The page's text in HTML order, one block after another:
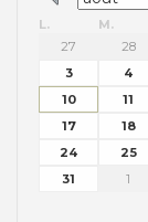
L. M.
27
28
3
4
10
11
17
18
24
25
31
1